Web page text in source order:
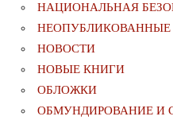
НАЦИОНАЛЬНАЯ
НЕОПУБЛИКОВАННЫЕ
НОВОСТИ
НОВЫЕ КНИГИ
ОБЛОЖКИ
ОБМУНДИРОВАНИЕ И